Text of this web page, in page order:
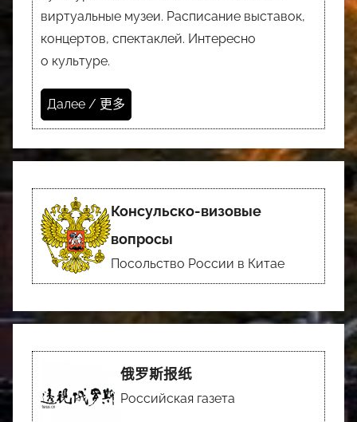
виртуальные музеи. Расписание выставок,
концертов, спектаклей. Интересно
о культуре.
Далее / 更多
Консульско-визовые
вопросы
Посольство России в Китае
俄罗斯报纸
Российская газета